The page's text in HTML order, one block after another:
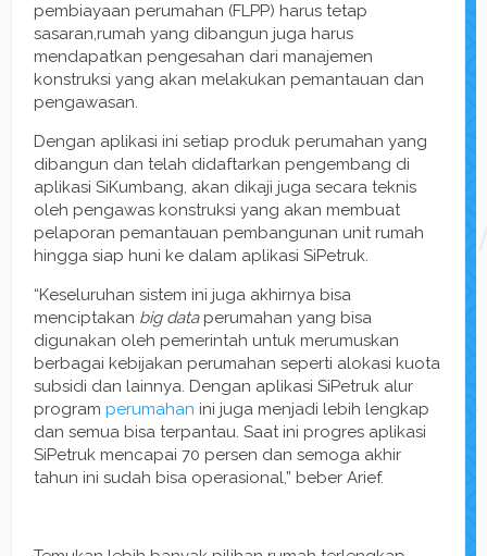
pembiayaan perumahan (FLPP) harus tetap
sasaran,rumah yang dibangun juga harus
mendapatkan pengesahan dari manajemen
konstruksi yang akan melakukan pemantauan dan
pengawasan.
Dengan aplikasi ini setiap produk perumahan yang
dibangun dan telah didaftarkan pengembang di
aplikasi SiKumbang, akan dikaji juga secara teknis
oleh pengawas konstruksi yang akan membuat
pelaporan pemantauan pembangunan unit rumah
hingga siap huni ke dalam aplikasi SiPetruk.
“Keseluruhan sistem ini juga akhirnya bisa
menciptakan big dataperumahan yang bisa
digunakan oleh pemerintah untuk merumuskan
berbagai kebijakan perumahan seperti alokasi kuota
subsidi dan lainnya. Dengan aplikasi SiPetruk alur
program perumahan ini juga menjadi lebih lengkap
dan semua bisa terpantau. Saat ini progres aplikasi
SiPetruk mencapai 70 persen dan semoga akhir
tahun ini sudah bisa operasional,” beber Arief.